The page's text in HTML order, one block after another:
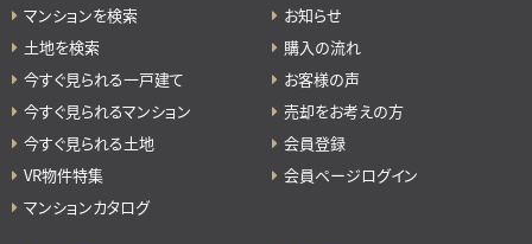
マンションを検索
土地を検索
今すぐ見られる一戸建て
今すぐ見られるマンション
今すぐ見られる土地
VR物件特集
マンションカタログ
お知らせ
購入の流れ
お客様の声
売却をお考えの方
会員登録
会員ページログイン